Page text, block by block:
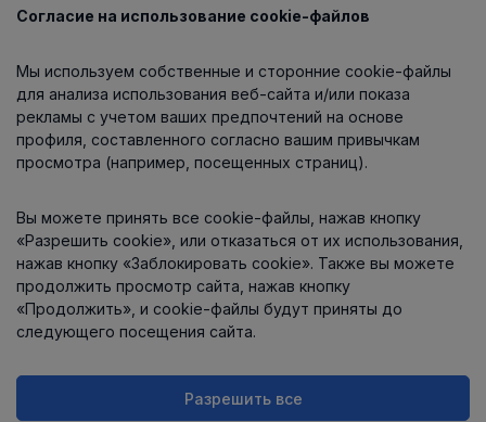
Каталог
О компании
Информация
Контакты
Согласие на использование cookie-файлов
Мы используем собственные и сторонние cookie-файлы
для анализа использования веб-сайта и/или показа
рекламы с учетом ваших предпочтений на основе
профиля, составленного согласно вашим привычкам
просмотра (например, посещенных страниц).
Вы можете принять все cookie-файлы, нажав кнопку
«Разрешить cookie», или отказаться от их использования,
нажав кнопку «Заблокировать cookie». Также вы можете
продолжить просмотр сайта, нажав кнопку
«Продолжить», и cookie-файлы будут приняты до
следующего посещения сайта.
Разрешить все